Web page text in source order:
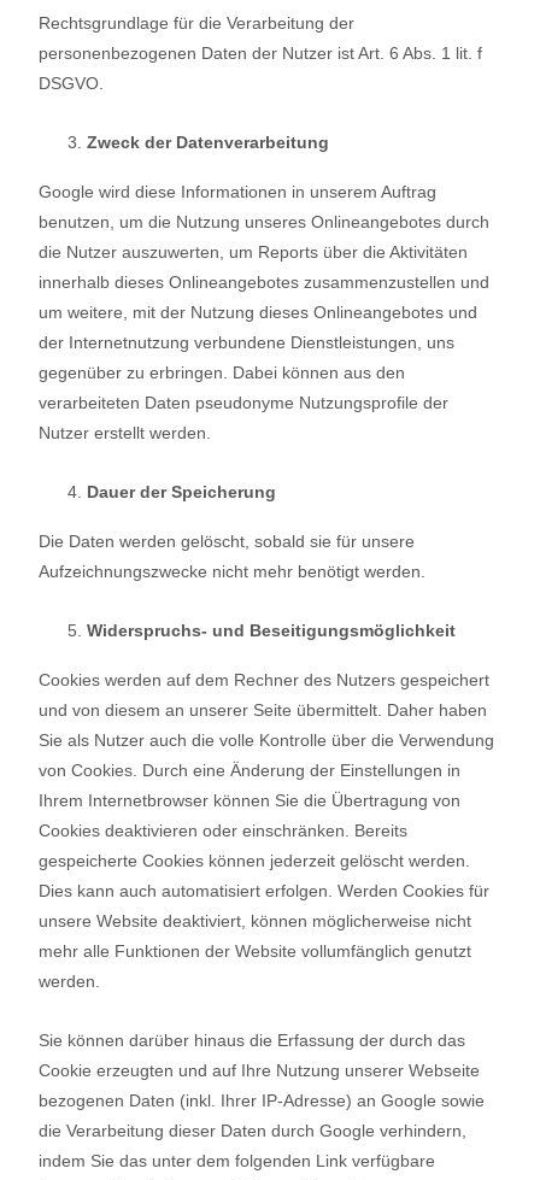
Rechtsgrundlage für die Verarbeitung der
personenbezogenen Daten der Nutzer ist Art. 6 Abs. 1 lit. f
DSGVO.
Zweck der Datenverarbeitung
Google wird diese Informationen in unserem Auftrag
benutzen, um die Nutzung unseres Onlineangebotes durch
die Nutzer auszuwerten, um Reports über die Aktivitäten
innerhalb dieses Onlineangebotes zusammenzustellen und
um weitere, mit der Nutzung dieses Onlineangebotes und
der Internetnutzung verbundene Dienstleistungen, uns
gegenüber zu erbringen. Dabei können aus den
verarbeiteten Daten pseudonyme Nutzungsprofile der
Nutzer erstellt werden.
Dauer der Speicherung
Die Daten werden gelöscht, sobald sie für unsere
Aufzeichnungszwecke nicht mehr benötigt werden.
Widerspruchs- und Beseitigungsmöglichkeit
Cookies werden auf dem Rechner des Nutzers gespeichert
und von diesem an unserer Seite übermittelt. Daher haben
Sie als Nutzer auch die volle Kontrolle über die Verwendung
von Cookies. Durch eine Änderung der Einstellungen in
Ihrem Internetbrowser können Sie die Übertragung von
Cookies deaktivieren oder einschränken. Bereits
gespeicherte Cookies können jederzeit gelöscht werden.
Dies kann auch automatisiert erfolgen. Werden Cookies für
unsere Website deaktiviert, können möglicherweise nicht
mehr alle Funktionen der Website vollumfänglich genutzt
werden.
Sie können darüber hinaus die Erfassung der durch das
Cookie erzeugten und auf Ihre Nutzung unserer Webseite
bezogenen Daten (inkl. Ihrer IP-Adresse) an Google sowie
die Verarbeitung dieser Daten durch Google verhindern,
indem Sie das unter dem folgenden Link verfügbare